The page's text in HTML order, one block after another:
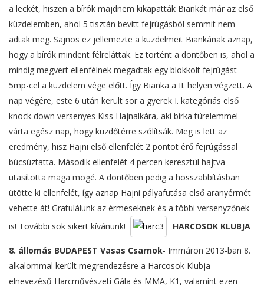
a leckét, hiszen a bírók majdnem kikapatták Biankát már az első
küzdelemben, ahol 5 tisztán bevitt fejrúgásból semmit nem
adtak meg. Sajnos ez jellemezte a küzdelmeit Biankának aznap,
hogy a bírók mindent félreláttak. Ez történt a döntőben is, ahol a
mindig megvert ellenfélnek megadtak egy blokkolt fejrúgást
5mp-cel a küzdelem vége előtt. Így Bianka a II. helyen végzett. A
nap végére, este 6 után került sor a gyerek I. kategóriás első
knock down versenyes Kiss Hajnalkára, aki birka türelemmel
várta egész nap, hogy küzdőtérre szólítsák. Meg is lett az
eredmény, hisz Hajni első ellenfelét 2 pontot érő fejrúgással
búcsúztatta. Második ellenfelét 4 percen keresztül hajtva
utasította maga mögé. A döntőben pedig a hosszabbításban
ütötte ki ellenfelét, így aznap Hajni pályafutása első aranyérmét
vehette át! Gratulálunk az érmeseknek és a többi versenyzőnek
is! További sok sikert kívánunk!
HARCOSOK KLUBJA
8. állomás BUDAPEST Vasas Csarnok- Immáron 2013-ban 8.
alkalommal került megrendezésre a Harcosok Klubja
elnevezésű Harcművészeti Gála és MMA, K1, valamint ezen